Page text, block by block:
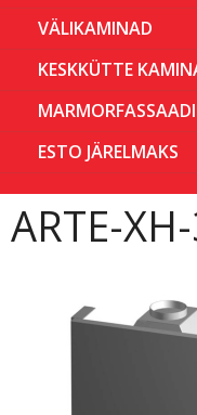
VÄLIKAMINAD
KESKKÜTTE
ESTO JÄRELMAKS
ARTE-